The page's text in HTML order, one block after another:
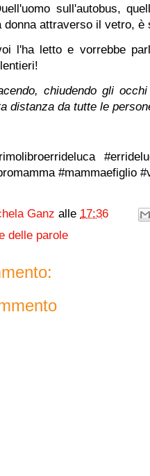
sull'autobus,
donna attraverso il vetro,
l'ha letto e vorrebbe
chiudendo gli
distanza da tutte le
#mammaefiglio
Ganz alle 17:36
delle parole